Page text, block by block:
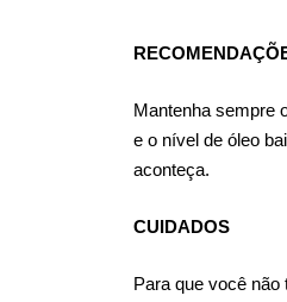
Mantenha sempre
e o nível de óleo
aconteça.
CUIDADOS
Para que você